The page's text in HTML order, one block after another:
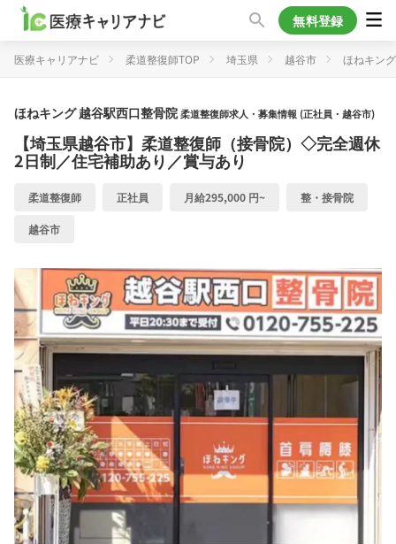
無料登録
医療キャリアナビ 柔道整復師TOP 埼玉県 越谷市 ほねキン
ほねキング 越谷駅西口整骨院柔道整復師求人・募集情報 (正社員・越谷市)
【埼玉県越谷市】柔道整復師（接骨院）◇完全週休
2日制／住宅補助あり／賞与あり
柔道整復師 正社員 月給295,000 円~ 整・接骨院
越谷市